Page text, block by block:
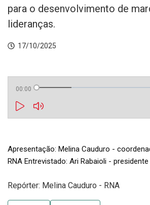
para o desenvolvimento de
lideranças.
17/10/2025
00:00
Apresentação: Melina Cauduro -
RNA Entrevistado: Ari Rabaioli - presidente
Repórter: Melina Cauduro - RNA